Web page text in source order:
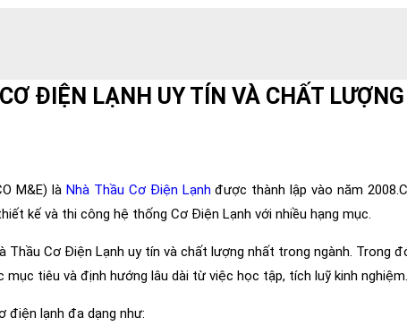
ĐIỆN LẠNH UY TÍN VÀ CHẤT LƯỢNG
M&E) là Nhà Thầu Cơ Điện Lạnh được thành lập vào năm
kế và thi công hệ thống Cơ Điện Lạnh với nhiều hạng mục.
Thầu Cơ Điện Lạnh uy tín và chất lượng nhất trong ngành. Trong
tiêu và định hướng lâu dài từ việc học tập, tích luỹ kinh nghiệm.
điện lạnh đa dạng như: